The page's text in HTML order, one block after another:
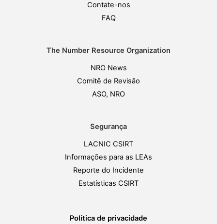
Contate-nos
FAQ
The Number Resource Organization
NRO News
Comitê de Revisão
ASO, NRO
Segurança
LACNIC CSIRT
Informações para as LEAs
Reporte do Incidente
Estatísticas CSIRT
Política de privacidade